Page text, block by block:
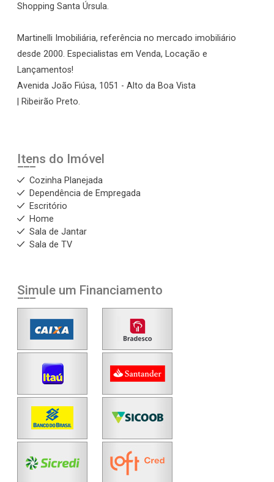
Shopping Santa Úrsula.
Martinelli Imobiliária, referência no mercado imobiliário
desde 2000. Especialistas em Venda, Locação e
Lançamentos!
Avenida João Fiúsa, 1051 - Alto da Boa Vista
| Ribeirão Preto.
Itens do Imóvel
Cozinha Planejada
Dependência de Empregada
Escritório
Home
Sala de Jantar
Sala de TV
Simule um Financiamento